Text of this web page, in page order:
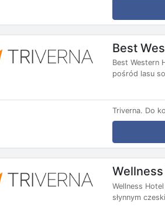
Best
Best Western
pośród lasu
Triverna. Do
Wellness
słynnym